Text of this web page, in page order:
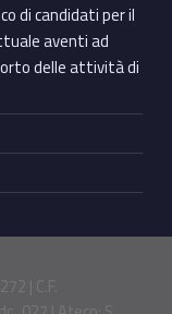
di candidati per il
aventi ad
delle attività di
| C.F.